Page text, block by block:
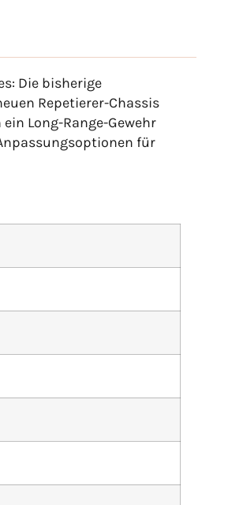
Die bisherige
Repetierer-Chassis
Long-Range-Gewehr
für